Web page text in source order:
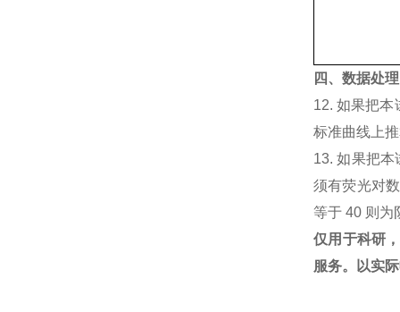
四、数据处理
12. 如果把本
标准曲线上
13. 如果把
须有荧光对
等于 40 则为
仅用于科研
服务。以实